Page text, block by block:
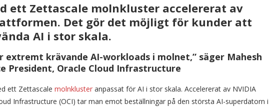
ett Zettascale molnkluster accelererat av
Det gör det möjligt för kunder att
AI i stor skala.
extremt krävande AI-workloads i molnet,” säger Mahesh
President, Oracle Cloud Infrastructure
ett Zettascale molnkluster anpassat för AI i stor skala. Accelererat av NVIDIA
Infrastructure (OCI) tar man emot beställningar på den största AI-superdatorn i